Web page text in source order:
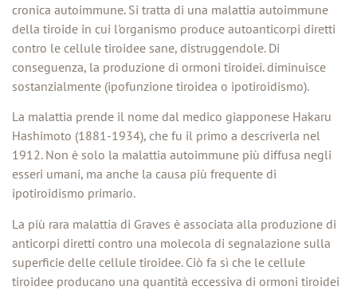
cronica autoimmune. Si tratta di una malattia autoimmune
della tiroide in cui l'organismo produce autoanticorpi diretti
contro le cellule tiroidee sane, distruggendole. Di
conseguenza, la produzione di ormoni tiroidei. diminuisce
sostanzialmente (ipofunzione tiroidea o ipotiroidismo).
La malattia prende il nome dal medico giapponese Hakaru
Hashimoto (1881-1934), che fu il primo a descriverla nel
1912. Non è solo la malattia autoimmune più diffusa negli
esseri umani, ma anche la causa più frequente di
ipotiroidismo primario.
La più rara malattia di Graves è associata alla produzione di
anticorpi diretti contro una molecola di segnalazione sulla
superficie delle cellule tiroidee. Ciò fa sì che le cellule
tiroidee producano una quantità eccessiva di ormoni tiroidei